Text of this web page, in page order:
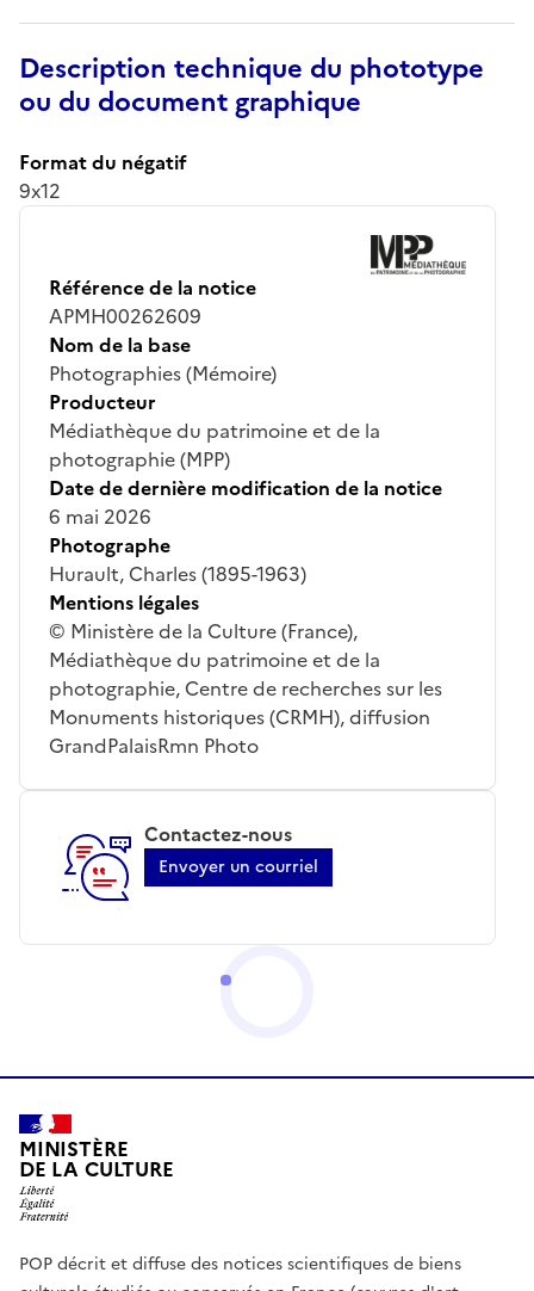
Description technique du phototype
ou du document graphique
Format du négatif
9x12
Référence de la notice
APMH00262609
Nom de la base
Photographies (Mémoire)
Producteur
Médiathèque du patrimoine et de la
photographie (MPP)
Date de dernière modification de la notice
6 mai 2026
Photographe
Hurault, Charles (1895-1963)
Mentions légales
© Ministère de la Culture (France),
Médiathèque du patrimoine et de la
photographie, Centre de recherches sur les
Monuments historiques (CRMH), diffusion
GrandPalaisRmn Photo
Contactez-nous
Envoyer un courriel
MINISTÈRE
DE LA CULTURE
POP décrit et diffuse des notices scientifiques de biens